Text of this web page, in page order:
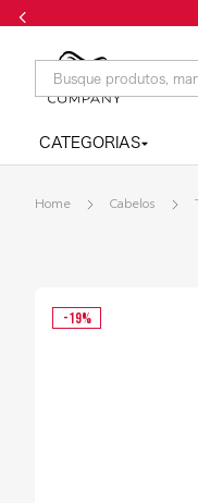
Busque produtos,
CATEGORIAS
Cabelos
-19%